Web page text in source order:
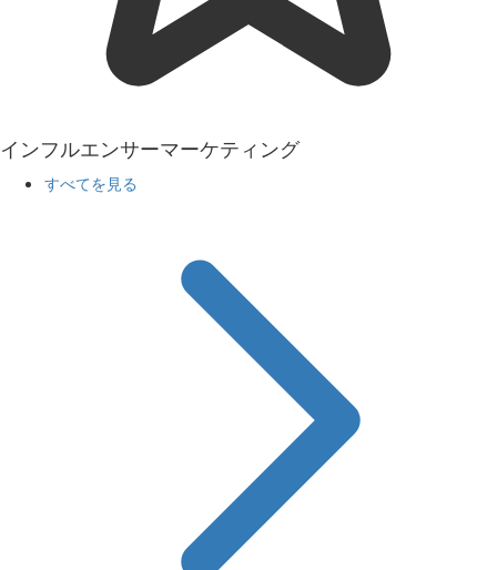
インフルエンサーマーケティング
すべてを見る